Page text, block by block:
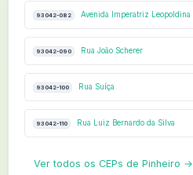
93042-082 Avenida Imperatriz Leopoldina
93042-090 Rua João Scherer
93042-100 Rua Suíça
93042-110 Rua Luiz Bernardo da Silva
Ver todos os CEPs de Pinheiro →